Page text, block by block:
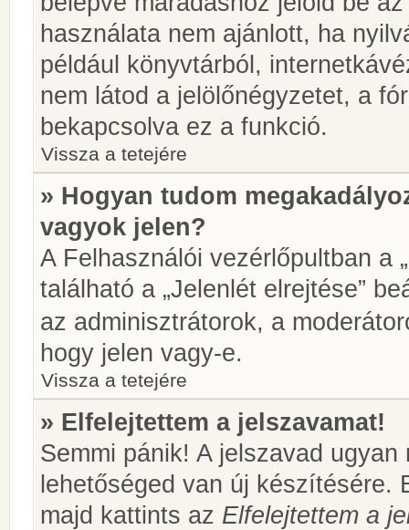
használata nem ajánlott, ha
például könyvtárból,
nem látod a jelölőnégyzetet, a
bekapcsolva ez a funkció.
Vissza a tetejére
» Hogyan tudom
vagyok jelen?
A Felhasználói vezérlőpultban a
található a „Jelenlét elrejtése”
az adminisztrátorok, a
hogy jelen vagy-e.
Vissza a tetejére
» Elfelejtettem a jelszavamat!
Semmi pánik! A jelszavad
lehetőséged van új készítésére.
majd kattints az Elfelejtettem a